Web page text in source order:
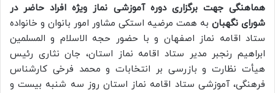
هماهنگی جهت برگزاری دوره آموزشی نماز ویژه افراد حاضر در
شورای نگهبان به همت مرضیه استکی مشاور امور بانوان و خانواده
ستاد اقامه نماز اصفهان و با حضور حجه الاسلام و المسلمین
ابراهیم رنجبر مدیر ستاد اقامه نماز استان، جان نثاری رئیس
هیأت نظارت و بازرسی بر انتخابات و محمد فرخی کارشناس
فرهنگی، آموزشی ستاد اقامه نماز استان روز سه شنبه بیست و